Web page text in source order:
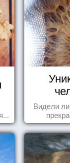
Видели